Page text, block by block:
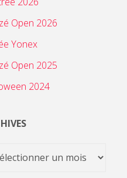
Open 2026
Yonex
Open 2025
2024